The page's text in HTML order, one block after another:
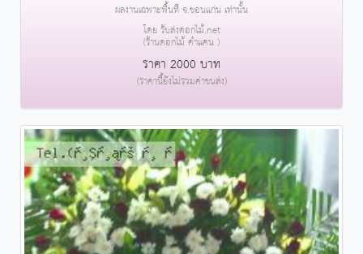
ผลงานเฉพาะพื้นที่ จ.ขอนแก่น เท่านั้น
โดย รับส่งดอกไม้.net
(ร้านดอกไม้ คำแคน )
ราคา 2000 บาท
(ราคานี้ยังไม่รวมค่าขนส่ง)